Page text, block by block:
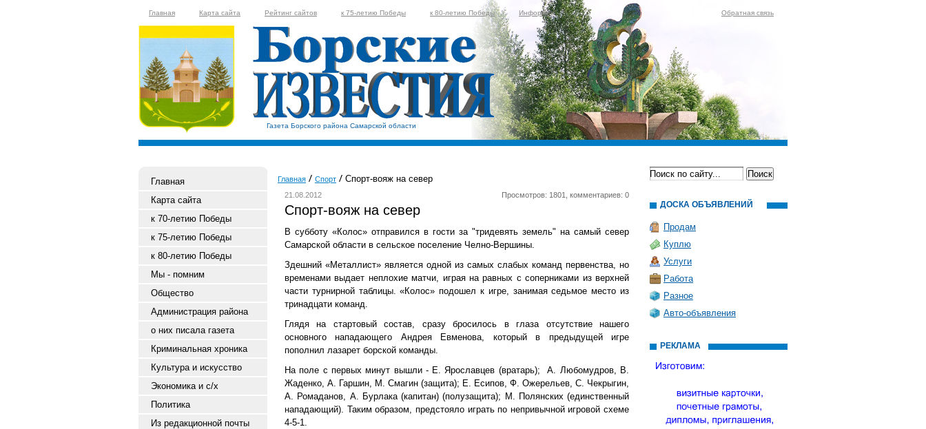
Главная Карта сайта Рейтинг сайтов к 75-летию Победы к 80-летию Победы Информер Обратная связь
Газета Борского района Самарской области
Главная
Карта сайта
к 70-летию Победы
к 75-летию Победы
к 80-летию Победы
Мы - помним
Общество
Администрация района
о них писала газета
Криминальная хроника
Культура и искусство
Экономика и с/х
Политика
Из редакционной почты
Главная Спорт Спорт-вояж на север
21.08.2012 Просмотров: 1801, комментариев: 0
Спорт-вояж на север
В субботу «Колос» отправился в гости за "тридевять земель" на самый север
Самарской области в сельское поселение Челно-Вершины.
Здешний «Металлист» является одной из самых слабых команд первенства, но
временами выдает неплохие матчи, играя на равных с соперниками из верхней
части турнирной таблицы. «Колос» подошел к игре, занимая седьмое место из
тринадцати команд.
Глядя на стартовый состав, сразу бросилось в глаза отсутствие нашего
основного нападающего Андрея Евменова, который в предыдущей игре
пополнил лазарет борской команды.
На поле с первых минут вышли - Е. Ярославцев (вратарь);
А. Любомудров, В.
Жаденко, А. Гаршин, М. Смагин (защита); Е. Есипов, Ф. Ожерельев, С. Чекрыгин,
А. Ромаданов, А. Бурлака (капитан) (полузащита); М. Полянских (единственный
нападающий). Таким образом, предстояло играть по непривычной игровой схеме
4-5-1.
ДОСКА ОБЪЯВЛЕНИЙ
Продам
Куплю
Услуги
Работа
Разное
Авто-объявления
РЕКЛАМА